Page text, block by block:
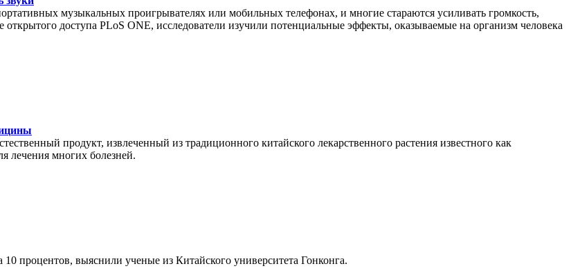
музыкальных проигрывателях или мобильных телефонах, и многие стараются усиливать громкость,
доступа PLoS ONE, исследователи изучили потенциальные эффекты, оказываемые на организм человека
продукт, извлеченный из традиционного китайского лекарственного растения известного как
лечения многих болезней.
процентов, выяснили ученые из Китайского университета Гонконга.